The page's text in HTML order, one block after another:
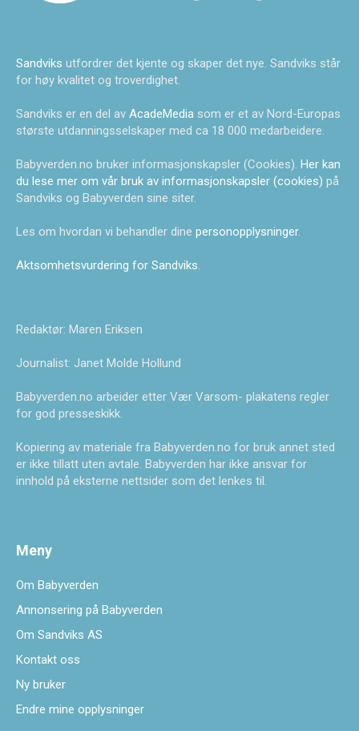
Sandviks utfordrer det kjente og skaper det nye. Sandviks står
for høy kvalitet og troverdighet.
Sandviks er en del av AcadeMedia som er et av Nord-Europas
største utdanningsselskaper med ca 18 000 medarbeidere.
Babyverden.no bruker informasjonskapsler (Cookies). Her kan
du lese mer om vår bruk av informasjonskapsler (cookies) på
Sandviks og Babyverden sine siter.
Les om hvordan vi behandler dine personopplysninger.
Aktsomhetsvurdering for Sandviks.
Redaktør: Maren Eriksen
Journalist: Janet Molde Hollund
Babyverden.no arbeider etter Vær Varsom- plakatens regler
for god presseskikk.
Kopiering av materiale fra Babyverden.no for bruk annet sted
er ikke tillatt uten avtale. Babyverden har ikke ansvar for
innhold på eksterne nettsider som det lenkes til.
Meny
Om Babyverden
Annonsering på Babyverden
Om Sandviks AS
Kontakt oss
Ny bruker
Endre mine opplysninger